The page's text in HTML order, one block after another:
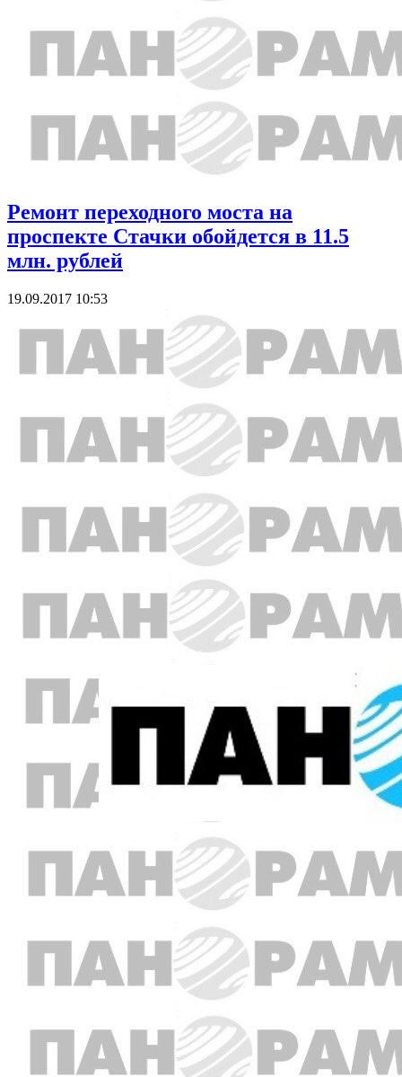
Ремонт переходного моста на
проспекте Стачки обойдется в 11.5
млн. рублей
19.09.2017 10:53